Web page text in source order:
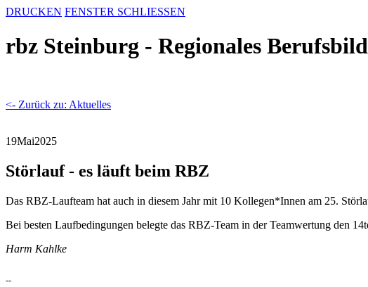
DRUCKEN FENSTER SCHLIESSEN
rbz Steinburg - Regionales
<- Zurück zu: Aktuelles
19Mai2025
Störlauf - es läuft beim RBZ
Das RBZ-Laufteam hat auch in diesem Jahr mit 10 Kollegen*Innen am 25.
Bei besten Laufbedingungen belegte das RBZ-Team in der Teamwertung den
Harm Kahlke
--